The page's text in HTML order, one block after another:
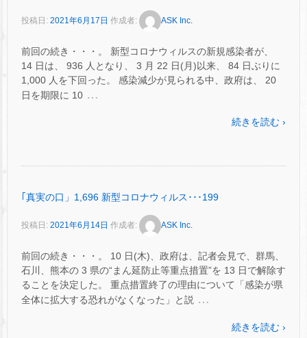
投稿日: 2021年6月17日 作成者: ASK Inc.
前回の続き・・・。 新型コロナウィルスの新規感染者が、
14 日は、 ​936 人となり、 3 月 22 日(月)以来、 84 日ぶりに
1,000 人を下回った。 感染減少が見られる中、政府は、 20
日を期限に 10 …
続きを読む ›
｢真実の口」1,696 新型コロナウィルス･･･199
投稿日: 2021年6月14日 作成者: ASK Inc.
前回の続き・・・。 10 日(木)、政府は、記者会見で、群馬、
石川、熊本の 3 県の“まん延防止等重点措置”を 13 日で解除す
ることを決定した。 重点措置終了の理由について「感染が県
全体に拡大する恐れがなくなった」と説 …
続きを読む ›